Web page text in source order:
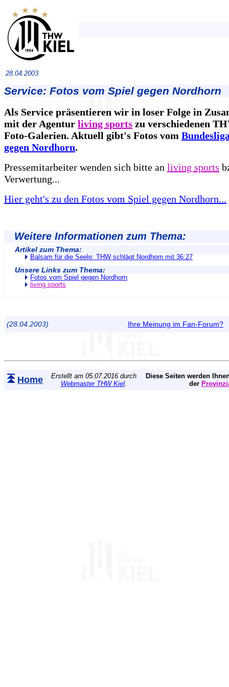
28.04.2003
Service: Fotos vom Spiel gegen Nordhorn
Als Service präsentieren wir in loser Folge in
mit der Agentur living sports zu verschiedenen
Foto-Galerien. Aktuell gibt's Fotos vom
gegen Nordhorn.
Pressemitarbeiter wenden sich bitte an living sports
Verwertung...
Hier geht's zu den Fotos vom Spiel gegen Nordhorn...
Weitere Informationen zum Thema:
Artikel zum Thema:
Balsam für die Seele: THW schlägt Nordhorn mit 36:27
Unsere Links zum Thema:
Fotos vom Spiel gegen Nordhorn
living sports
(28.04.2003) Ihre Meinung im Fan-Forum?
Home
Erstellt am 05.07.2016 durch
Webmaster THW Kiel.
Diese Seiten werden
der